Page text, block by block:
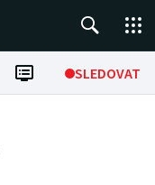
SLEDOVAT